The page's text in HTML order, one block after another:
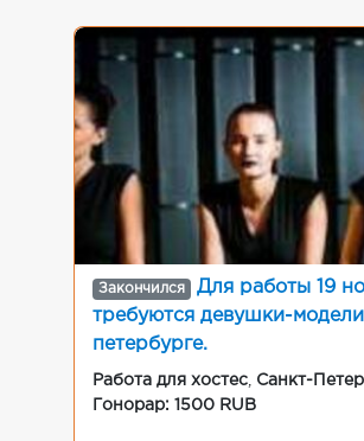
Закончился
Для работы 19
требуются девушки-
петербурге.
Работа для хостес Санкт-
Гонорар: 1500 RUB